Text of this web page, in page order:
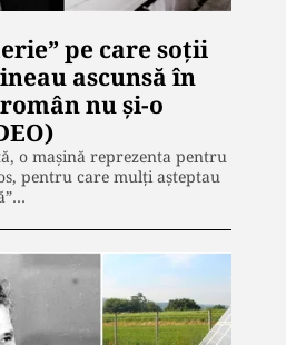
pe care soții
ascunsă în
nu și-o
o mașină reprezenta pentru
pentru care mulți așteptau